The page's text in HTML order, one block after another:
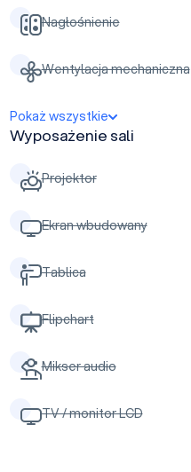
Nagłośnienie
Wentylacja mechaniczna
Pokaż wszystkie
Wyposażenie sali
Projektor
Ekran wbudowany
Tablica
Flipchart
Mikser audio
TV / monitor LCD